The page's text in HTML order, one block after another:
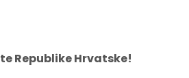
Republike Hrvatske!